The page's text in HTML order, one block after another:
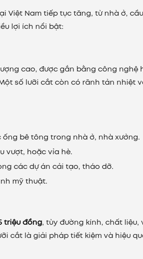
Việt Nam tiếp tục tăng, từ nhà ở,
lợi ích nổi bật:
cao, được gắn bằng công nghệ
số lưỡi cắt còn có rãnh tản nhiệt
ống bê tông trong nhà ở, nhà xưởng.
vượt, hoặc vỉa hè.
các dự án cải tạo, tháo dỡ.
mỹ thuật.
triệu đồng, tùy đường kính, chất liệu,
cắt là giải pháp tiết kiệm và hiệu